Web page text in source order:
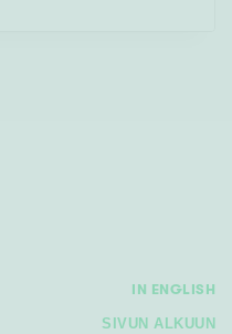
IN ENGLISH
SIVUN ALKUUN